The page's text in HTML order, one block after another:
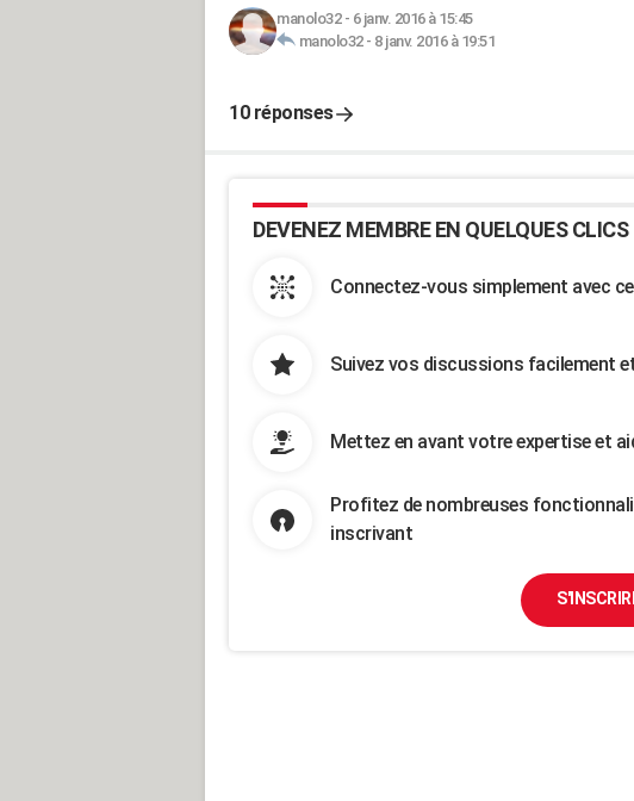
manolo32- 6 janv. 2016 à 15:45
manolo32- 8 janv. 2016 à 19:51
10 réponses
DEVENEZ MEMBRE EN QUELQUES CLICS
Connectez-vous simplement avec
Suivez vos discussions facilement
Mettez en avant votre expertise et
Profitez de nombreuses
inscrivant